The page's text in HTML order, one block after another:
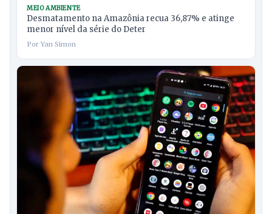
MEIO AMBIENTE
Desmatamento na Amazônia recua 36,87% e atinge
menor nível da série do Deter
Por Yan Simon